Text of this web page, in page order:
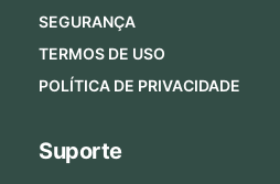
SEGURANÇA
TERMOS DE USO
POLÍTICA DE PRIVACIDADE
Suporte